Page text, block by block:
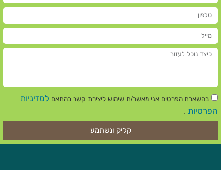
בהשארת הפרטים אני מאשר/ת שימוש ליצירת קשר בהתאם למדיניות
הפרטיות
קליק ונשתמע